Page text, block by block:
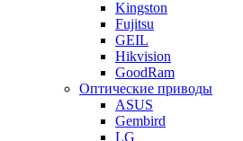
Kingston
Fujitsu
GEIL
Hikvision
GoodRam
Оптические приводы
ASUS
Gembird
LG